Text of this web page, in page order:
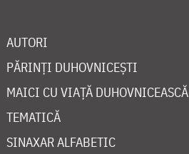
AUTORI
PĂRINȚI DUHOVNICEȘTI
MAICI CU VIAȚĂ DUHOVNICEASCĂ
TEMATICĂ
SINAXAR ALFABETIC